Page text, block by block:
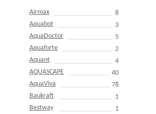
Airmax
8
Aquabot
3
AquaDoctor
5
Aquaforte
2
Aquant
4
AQUASCAPE
40
AquaViva
78
Baukraft
1
Bestway
1